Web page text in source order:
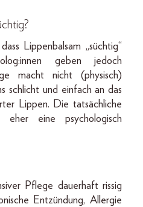
Lippenbalsam „süchtig“
geben jedoch
macht nicht (physisch)
schlicht und einfach an das
Lippen. Die tatsächliche
eher eine psychologisch
Pflege dauerhaft rissig
Entzündung, Allergie